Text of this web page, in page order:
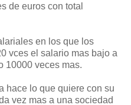
de euros con total
en los que los
vces el salario mas bajo a
10000 veces mas.
hace lo que quiere con su
vez mas a una sociedad